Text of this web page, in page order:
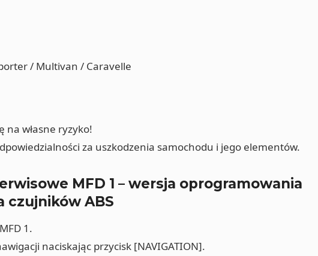
/ Multivan / Caravelle
na własne ryzyko!
za uszkodzenia samochodu i jego elementów.
MFD 1 – wersja oprogramowania
czujników ABS
1.
naciskając przycisk [NAVIGATION].